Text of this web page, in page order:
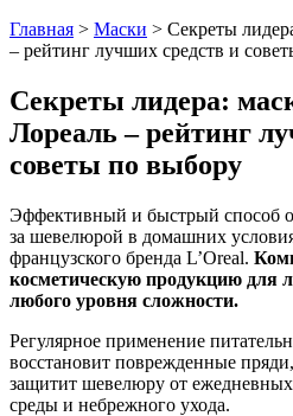
Главная > Маски > Секреты
– рейтинг лучших средств и
Секреты лидера:
Лореаль – рейтинг
советы по выбору
Эффективный и быстрый способ
за шевелюрой в домашних
французского бренда L’Oreal.
косметическую продукцию для
любого уровня сложности.
Регулярное применение
восстановит поврежденные
защитит шевелюру от
среды и небрежного ухода.